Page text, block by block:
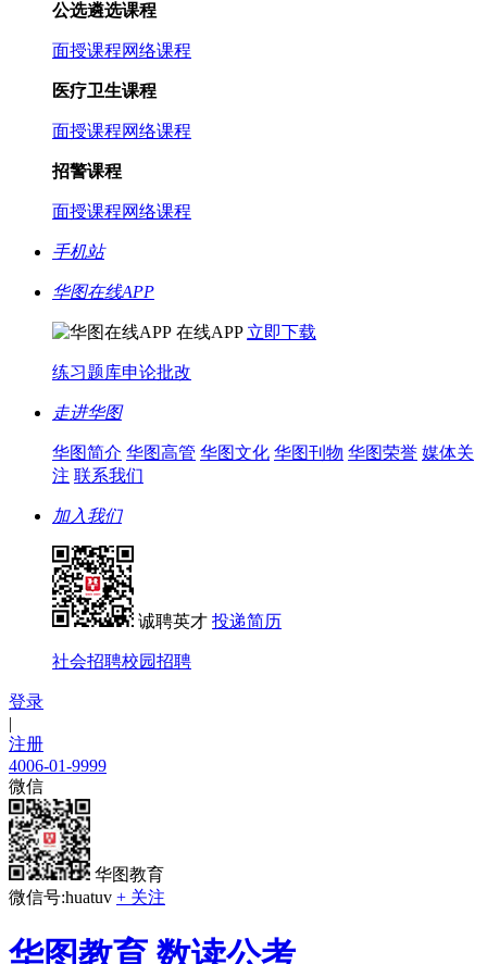
公选遴选课程
面授课程网络课程
医疗卫生课程
面授课程网络课程
招警课程
面授课程网络课程
手机站
华图在线APP
在线APP 立即下载
练习题库申论批改
走进华图
华图简介 华图高管 华图文化 华图刊物 华图荣誉 媒体关
注 联系我们
加入我们
诚聘英才 投递简历
社会招聘校园招聘
登录
|
注册
4006-01-9999
微信
华图教育
微信号:huatuv + 关注
华图教育 数读公考